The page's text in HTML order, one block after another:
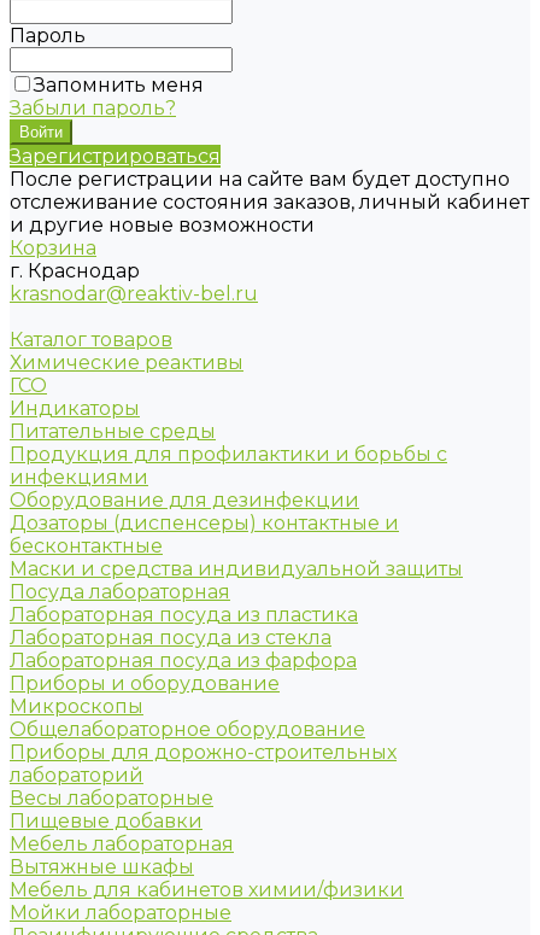
Пароль
Запомнить меня
Забыли пароль?
Зарегистрироваться
После регистрации на сайте вам будет доступно
отслеживание состояния заказов, личный кабинет
и другие новые возможности
Корзина
г. Краснодар
krasnodar@reaktiv-bel.ru
Каталог товаров
Химические реактивы
ГСО
Индикаторы
Питательные среды
Продукция для профилактики и борьбы с
инфекциями
Оборудование для дезинфекции
Дозаторы (диспенсеры) контактные и
бесконтактные
Маски и средства индивидуальной защиты
Посуда лабораторная
Лабораторная посуда из пластика
Лабораторная посуда из стекла
Лабораторная посуда из фарфора
Приборы и оборудование
Микроскопы
Общелабораторное оборудование
Приборы для дорожно-строительных
лабораторий
Весы лабораторные
Пищевые добавки
Мебель лабораторная
Вытяжные шкафы
Мебель для кабинетов химии/физики
Мойки лабораторные